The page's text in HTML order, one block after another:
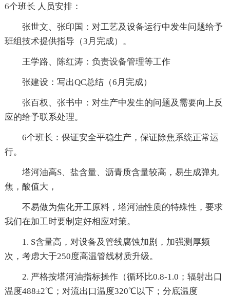
6个班长 人员安排：
张世文、张印国：对工艺及设备运行中发生问题给予
班组技术提供指导（3月完成）。
王学路、陈红涛：负责设备管理等工作
张建设：写出QC总结（6月完成）
张百权、张书中：对生产中发生的问题及需要向上反
应的给予联系处理。
6个班长：保证安全平稳生产，保证除焦系统正常运
行。
塔河油高S、盐含量、沥青质含量较高，易生成弹丸
焦，酸值大，
不易做为焦化开工原料，塔河油性质的特殊性，要求
我们在加工时要制定好相应对策。
1. S含量高，对设备及管线腐蚀加剧，加强测厚频
次，考虑大于250度高温管线材质升级。
2. 严格按塔河油指标操作（循环比0.8-1.0；辐射出口
温度488±2℃；对流出口温度320℃以下；分底温度